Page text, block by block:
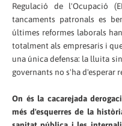
Regulació de l'Ocupació
tancaments patronals es
últimes reformes laborals
totalment als empresaris i
una única defensa: la lluita
governants no s'ha d'esperar
On és la cacarejada
més d'esquerres de la